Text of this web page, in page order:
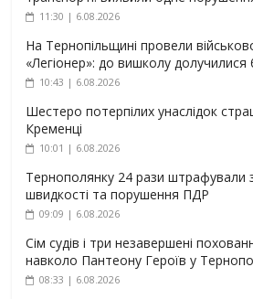
11:30 | 6.08.2026
На Тернопільщині провели
«Легіонер»: до вишколу долучилися
10:43 | 6.08.2026
Шестеро потерпілих унаслідок
Кременці
10:01 | 6.08.2026
Тернополянку 24 рази штрафували
швидкості та порушення ПДР
09:09 | 6.08.2026
Сім судів і три незавершені
навколо Пантеону Героїв у
08:33 | 6.08.2026